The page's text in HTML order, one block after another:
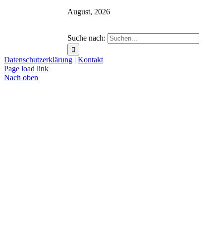
August, 2026
Suche nach:
Datenschutzerklärung | Kontakt
Page load link
Nach oben